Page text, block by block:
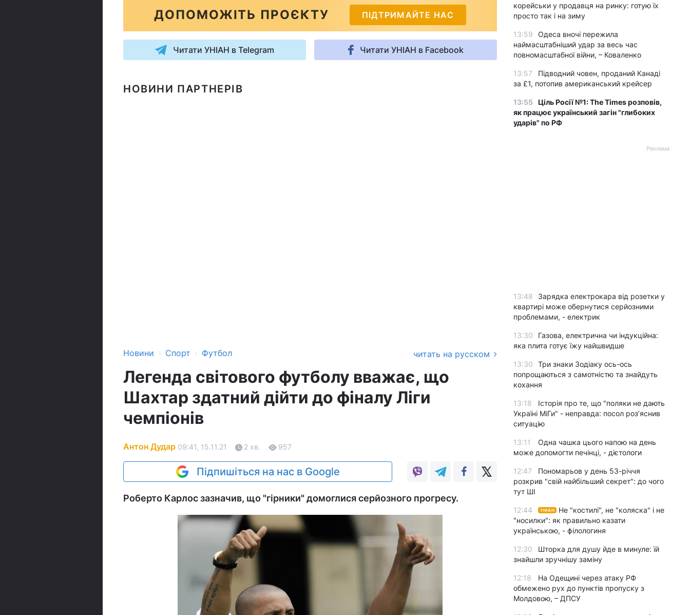
ДОПОМОЖІТЬ ПРОЄКТУ ПІДТРИМАЙТЕ НАС
Читати УНІАН в Telegram Читати УНІАН в Facebook
НОВИНИ ПАРТНЕРІВ
Новини › Спорт › Футбол читать на русском
Легенда світового футболу вважає, що
Шахтар здатний дійти до фіналу Ліги
чемпіонів
Антон Дудар 09:41, 15.11.21 2 хв. 957
Підпишіться на нас в Google
Роберто Карлос зазначив, що "гірники" домоглися серйозного прогресу.
корейськи у продавця на ринку: готую їх
просто так і на зиму
13:59
Одеса вночі пережила
наймасштабніший удар за весь час
повномасштабної війни, – Коваленко
13:57
Підводний човен, проданий Канаді
за £1, потопив американський крейсер
13:55 Ціль Росії №1: The Times розповів,
як працює український загін "глибоких
ударів" по РФ
Реклама
13:48
Зарядка електрокара від розетки у
квартирі може обернутися серйозними
проблемами, - електрик
13:30
Газова, електрична чи індукційна:
яка плита готує їжу найшвидше
13:30
Три знаки Зодіаку ось-ось
попрощаються з самотністю та знайдуть
кохання
13:18
Історія про те, що "поляки не дають
Україні МіГи" - неправда: посол роз’яснив
ситуацію
13:11
Одна чашка цього напою на день
може допомогти печінці, - дієтологи
12:47
Пономарьов у день 53-річчя
розкрив "свій найбільший секрет": до чого
тут ШІ
12:44 УНІАН
Не "костилі", не "коляска" і не
"носилки": як правильно казати
українською, - філологиня
12:30
Шторка для душу йде в минуле: їй
знайшли зручнішу заміну
12:18
На Одещині через атаку РФ
обмежено рух до пунктів пропуску з
Молдовою, – ДПСУ